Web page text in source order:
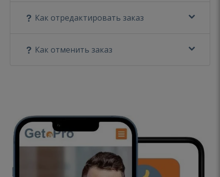
Как отредактировать заказ
Как отменить заказ